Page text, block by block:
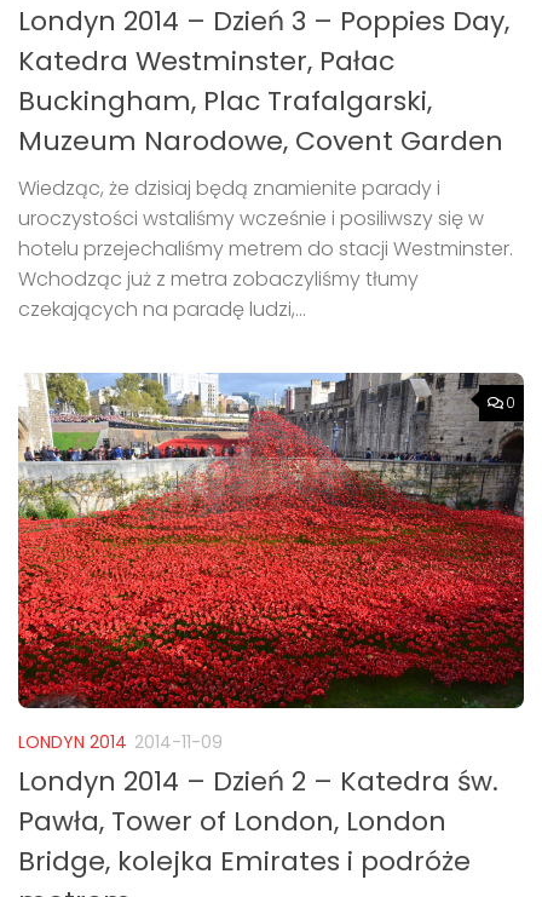
Londyn 2014 – Dzień 3 – Poppies Day,
Katedra Westminster, Pałac
Buckingham, Plac Trafalgarski,
Muzeum Narodowe, Covent Garden
Wiedząc, że dzisiaj będą znamienite parady i
uroczystości wstaliśmy wcześnie i posiliwszy się w
hotelu przejechaliśmy metrem do stacji Westminster.
Wchodząc już z metra zobaczyliśmy tłumy
czekających na paradę ludzi,...
0
LONDYN 2014 2014-11-09
Londyn 2014 – Dzień 2 – Katedra św.
Pawła, Tower of London, London
Bridge, kolejka Emirates i podróże